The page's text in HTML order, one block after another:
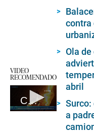
VIDEO
RECOMENDADO
Caso de feminicidio: Buscan a extranjero que quemó viva a su expareja
contra
Ola
abril
a